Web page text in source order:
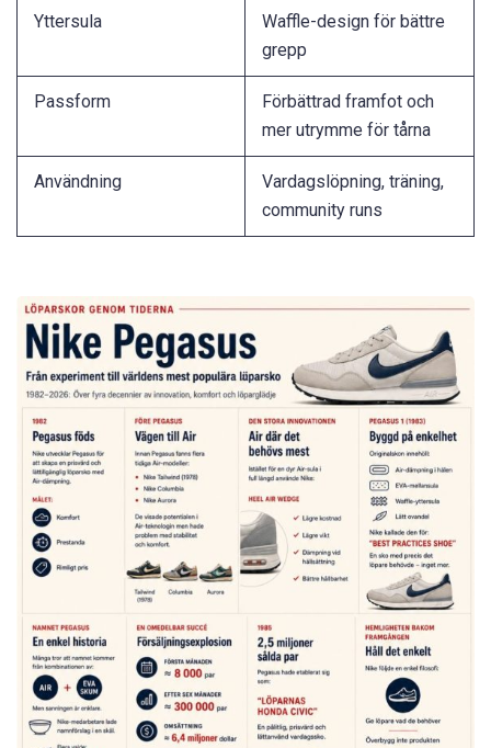
Yttersula
Waffle-design för bättre
grepp
Passform
Förbättrad framfot och
mer utrymme för tårna
Användning
Vardagslöpning, träning,
community runs